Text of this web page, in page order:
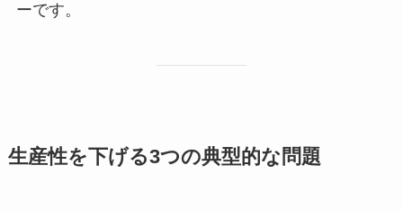
ーです。
生産性を下げる3つの典型的な問題